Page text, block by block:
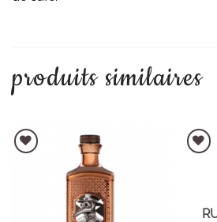
produits similaires
AJOUTER À LA LISTE D'ENVIES